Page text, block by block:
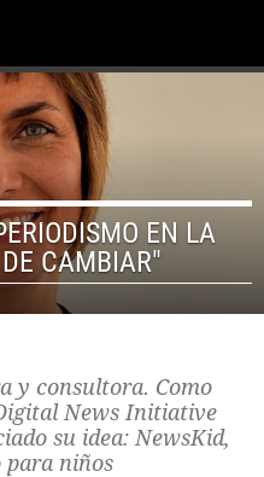
EN LA
CAMBIAR"
y consultora. Como
News Initiative
su idea: NewsKid,
para niños